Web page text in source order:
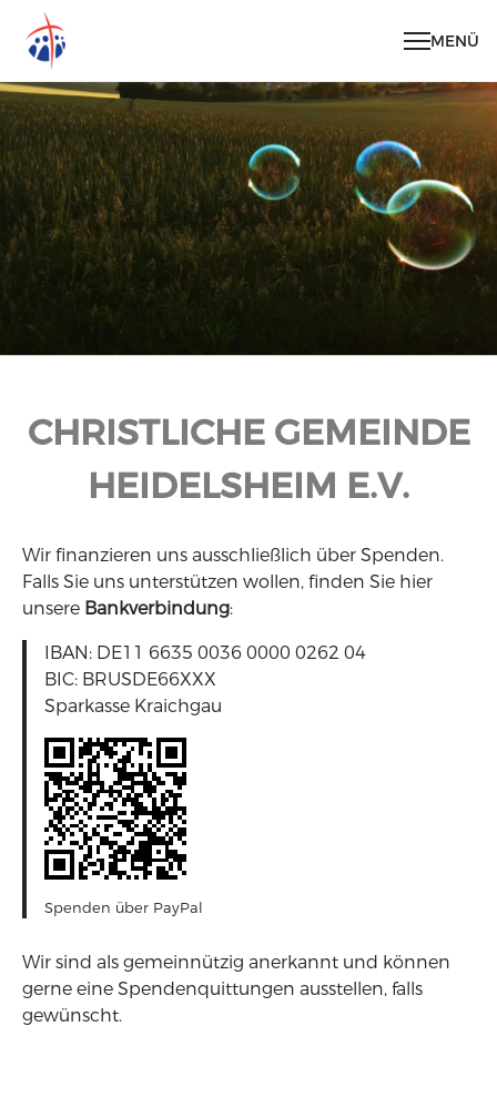
MENÜ
CHRISTLICHE GEMEINDE
HEIDELSHEIM E.V.
Wir finanzieren uns ausschließlich über Spenden.
Falls Sie uns unterstützen wollen, finden Sie hier
unsere Bankverbindung:
IBAN: DE11 6635 0036 0000 0262 04
BIC: BRUSDE66XXX
Sparkasse Kraichgau
Spenden über PayPal
Wir sind als gemeinnützig anerkannt und können
gerne eine Spendenquittungen ausstellen, falls
gewünscht.